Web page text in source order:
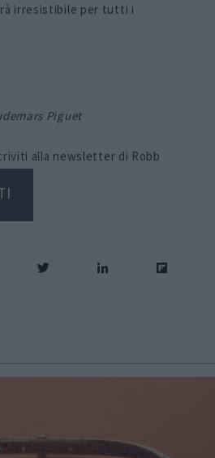
irresistibile per tutti i
Piguet
alla newsletter di Robb